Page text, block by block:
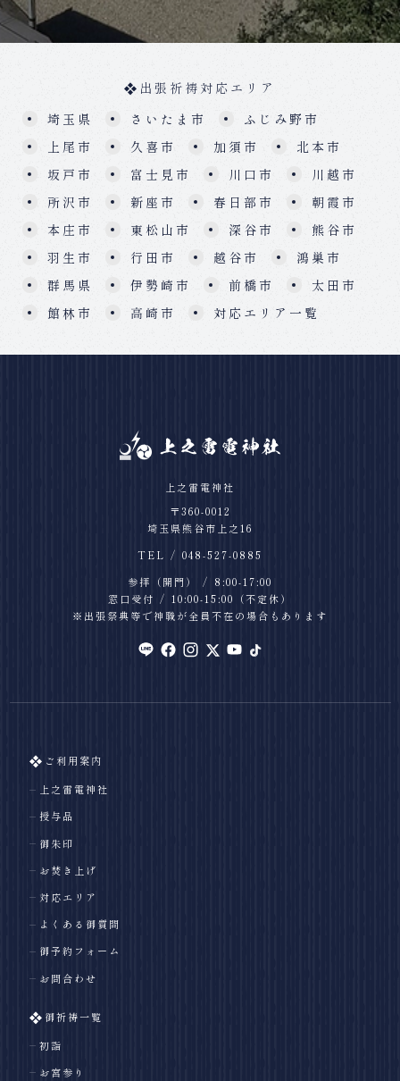
出張祈祷対応エリア
埼玉県
さいたま市
ふじみ野市
上尾市
久喜市 加須市
北本市
坂戸市
富士見市 川口市
川越市
所沢市
新座市 春日部市
朝霞市
本庄市
東松山市 深谷市
熊谷市
羽生市
行田市 越谷市
鴻巣市
群馬県
伊勢崎市 前橋市
太田市
館林市
高崎市 対応エリア一覧
上之雷電神社
〒360-0012
埼玉県熊谷市上之16
TEL
048-527-0885
参拝（開門）
8:00-17:00
窓口受付
10:00-15:00 （不定休）
※出張祭典等で神職が全員不在の場合もあります
ご利用案内
上之雷電神社
授与品
御朱印
お焚き上げ
対応エリア
よくある御質問
御予約フォーム
お問合わせ
御祈祷一覧
初詣
お宮参り